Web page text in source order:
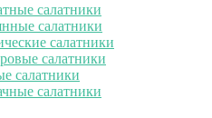
салатники
салатники
салатники
салатники
салатники
салатники